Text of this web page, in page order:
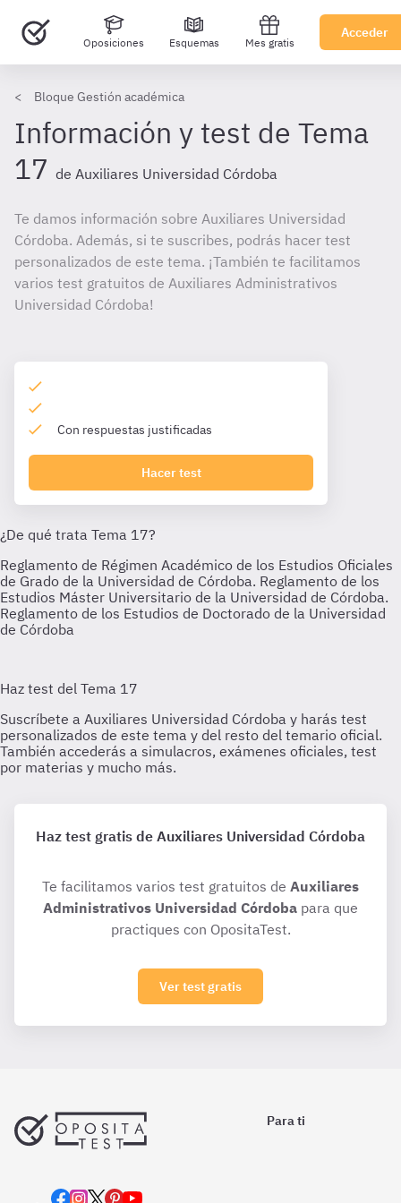
Oposiciones Esquemas Mes gratis
Acceder
Bloque Gestión académica
Información y test de Tema
17 de Auxiliares Universidad Córdoba
Te damos información sobre Auxiliares Universidad
Córdoba. Además, si te suscribes, podrás hacer test
personalizados de este tema. ¡También te facilitamos
varios test gratuitos de Auxiliares Administrativos
Universidad Córdoba!
Con respuestas justificadas
Hacer test
Haz test gratis de Auxiliares Universidad Córdoba
Te facilitamos varios test gratuitos de Auxiliares
Administrativos Universidad Córdoba para que
practiques con OpositaTest.
Ver test gratis
Para ti